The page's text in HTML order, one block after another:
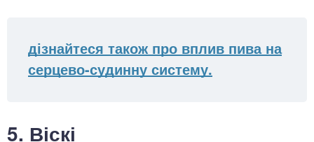
дізнайтеся також про вплив пива на
серцево-судинну систему.
5. Віскі